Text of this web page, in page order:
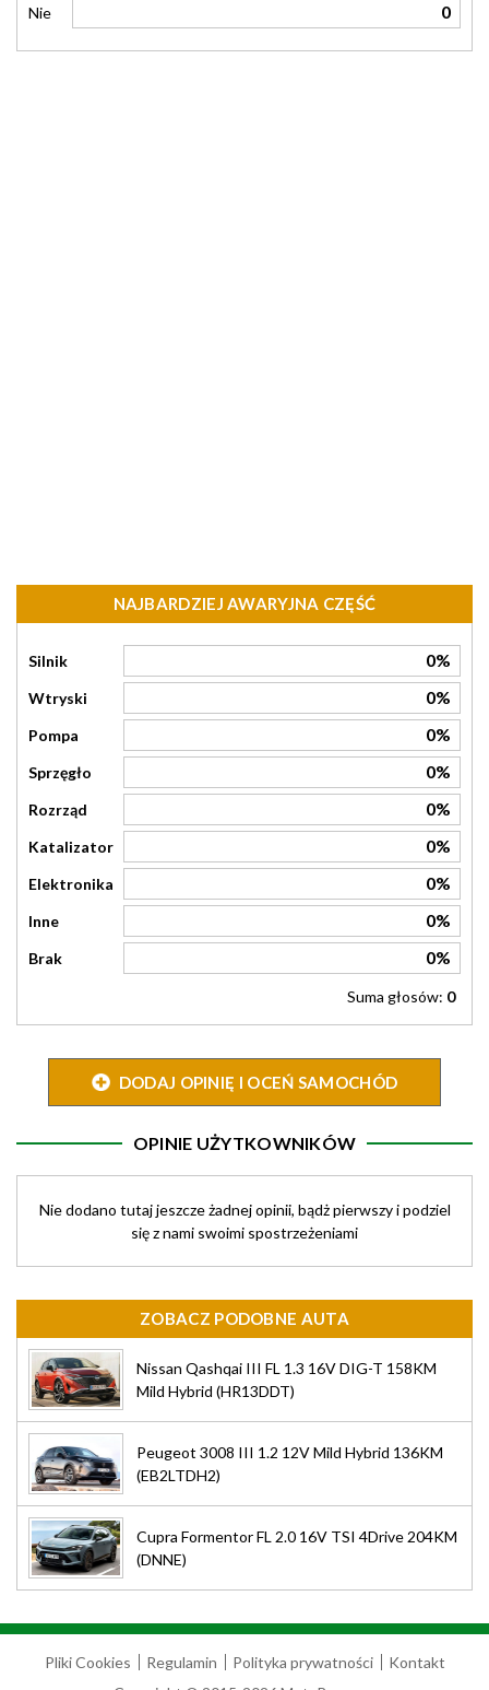
Nie 0
NAJBARDZIEJ AWARYJNA CZĘŚĆ
Silnik 0%
Wtryski 0%
Pompa 0%
Sprzęgło 0%
Rozrząd 0%
Katalizator 0%
Elektronika 0%
Inne 0%
Brak 0%
Suma głosów: 0
DODAJ OPINIĘ I OCEŃ SAMOCHÓD
OPINIE UŻYTKOWNIKÓW
Nie dodano tutaj jeszcze żadnej opinii, bądż pierwszy i podziel
się z nami swoimi spostrzeżeniami
ZOBACZ PODOBNE AUTA
Nissan Qashqai III FL 1.3 16V DIG-T 158KM
Mild Hybrid (HR13DDT)
Peugeot 3008 III 1.2 12V Mild Hybrid 136KM
(EB2LTDH2)
Cupra Formentor FL 2.0 16V TSI 4Drive 204KM
(DNNE)
Pliki Cookies Regulamin Polityka prywatności
Kontakt